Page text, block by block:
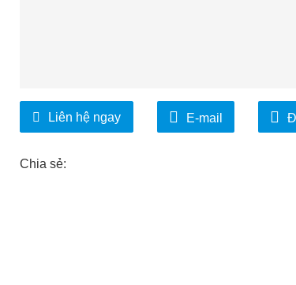
Liên hệ ngay E-mail
Chia sẻ: